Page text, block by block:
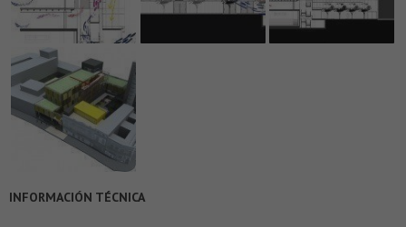
INFORMACIÓN TÉCNICA